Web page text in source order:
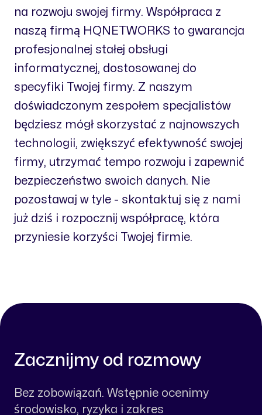
na rozwoju swojej firmy. Współpraca z
naszą firmą HQNETWORKS to gwarancja
profesjonalnej stałej obsługi
informatycznej, dostosowanej do
specyfiki Twojej firmy. Z naszym
doświadczonym zespołem specjalistów
będziesz mógł skorzystać z najnowszych
technologii, zwiększyć efektywność swojej
firmy, utrzymać tempo rozwoju i zapewnić
bezpieczeństwo swoich danych. Nie
pozostawaj w tyle - skontaktuj się z nami
już dziś i rozpocznij współpracę, która
przyniesie korzyści Twojej firmie.
Zacznijmy od rozmowy
Bez zobowiązań. Wstępnie ocenimy
środowisko, ryzyka i zakres